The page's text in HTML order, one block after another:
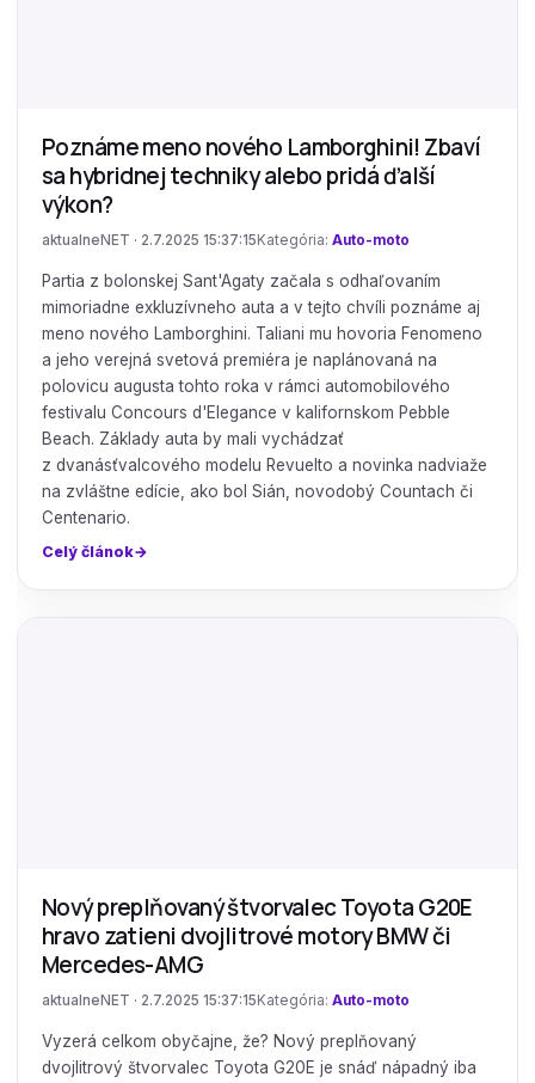
Poznáme meno nového Lamborghini! Zbaví
sa hybridnej techniky alebo pridá ďalší
výkon?
aktualneNET · 2.7.2025 15:37:15 Kategória: Auto-moto
Partia z bolonskej Sant'Agaty začala s odhaľovaním
mimoriadne exkluzívneho auta a v tejto chvíli poznáme aj
meno nového Lamborghini. Taliani mu hovoria Fenomeno
a jeho verejná svetová premiéra je naplánovaná na
polovicu augusta tohto roka v rámci automobilového
festivalu Concours d'Elegance v kalifornskom Pebble
Beach. Základy auta by mali vychádzať
z dvanásťvalcového modelu Revuelto a novinka nadviaže
na zvláštne edície, ako bol Sián, novodobý Countach či
Centenario.
Celý článok
Nový preplňovaný štvorvalec Toyota G20E
hravo zatieni dvojlitrové motory BMW či
Mercedes-AMG
aktualneNET · 2.7.2025 15:37:15 Kategória: Auto-moto
Vyzerá celkom obyčajne, že? Nový preplňovaný
dvojlitrový štvorvalec Toyota G20E je snáď nápadný iba